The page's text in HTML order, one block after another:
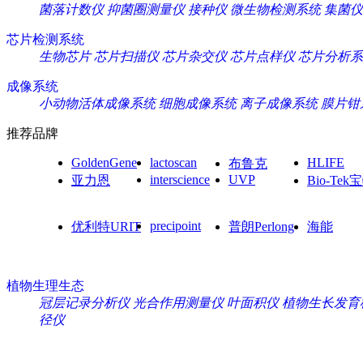
菌落计数仪 抑菌圈测量仪 接种仪 微生物检测系统 集菌仪
芯片检测系统
生物芯片 芯片扫描仪 芯片杂交仪 芯片点样仪 芯片分析
成像系统
小动物活体成像系统 细胞成像系统 离子成像系统 膜片钳
推荐品牌
GoldenGene lactoscan 布鲁克
HLIFE
亚力恩
interscience UVP Bio-Tek
优利特URIT precipoint 普朗Perlong 海能
植物生理生态
冠层记录分析仪 光合作用测量仪 叶面积仪 植物生长发育
径仪